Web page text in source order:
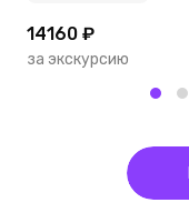
14160 ₽
за экскурсию